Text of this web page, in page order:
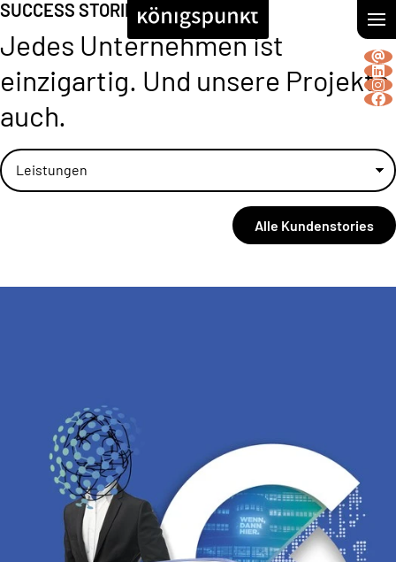
SUCCESS STORIES
Jedes Unternehmen ist
einzigartig. Und unsere Projekte
auch.
Alle Kundenstories